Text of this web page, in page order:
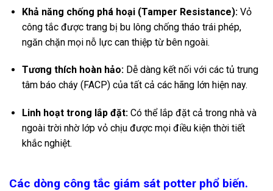
Khả năng chống phá hoại (Tamper Resistance):Vỏ
công tắc được trang bị bu lông chống tháo trái phép,
ngăn chặn mọi nỗ lực can thiệp từ bên ngoài.
Tương thích hoàn hảo:Dễ dàng kết nối với các tủ trung
tâm báo cháy (FACP) của tất cả các hãng lớn hiện nay.
Linh hoạt trong lắp đặt:Có thể lắp đặt cả trong nhà và
ngoài trời nhờ lớp vỏ chịu được mọi điều kiện thời tiết
khắc nghiệt.
Các dòng công tắc giám sát potter phổ biến.